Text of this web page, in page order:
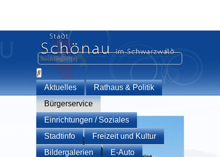
Aktuelles
Rathaus & Politik
Bürgerservice
Einrichtungen / Soziales
Stadtinfo
Freizeit und Kultur
Bildergalerien
E-Auto